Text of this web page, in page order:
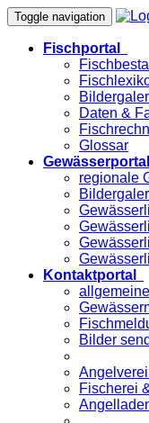
Toggle navigation
Fischportal
Daten &
Glossar
Gewässerportal
regionale
Kontaktportal
Bilder
Fischerei